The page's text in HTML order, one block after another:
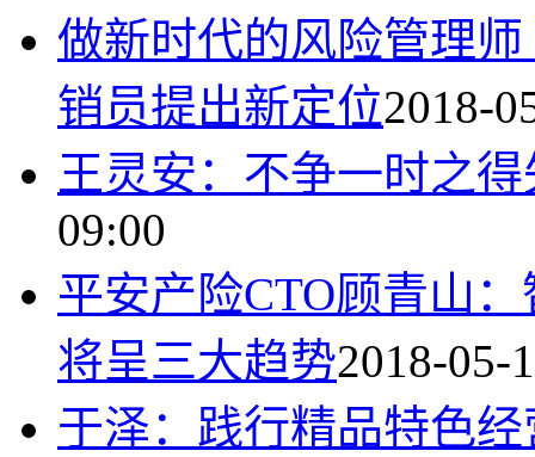
做新时代的风险管理
销员提出新定位2018-
王灵安：不争一时之
09:00
平安产险CTO顾青山
将呈三大趋势2018-05-
于泽：践行精品特色